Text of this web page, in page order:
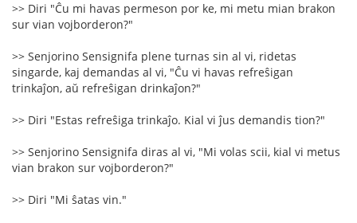
>> Diri "Ĉu mi havas permeson por ke, mi metu mian brakon
sur vian vojborderon?"
>> Senjorino Sensignifa plene turnas sin al vi, ridetas
singarde, kaj demandas al vi, "Ĉu vi havas refreŝigan
trinkaĵon, aŭ refreŝigan drinkaĵon?"
>> Diri "Estas refreŝiga trinkaĵo. Kial vi ĵus demandis tion?"
>> Senjorino Sensignifa diras al vi, "Mi volas scii, kial vi metus
vian brakon sur vojborderon?"
>> Diri "Mi ŝatas vin."